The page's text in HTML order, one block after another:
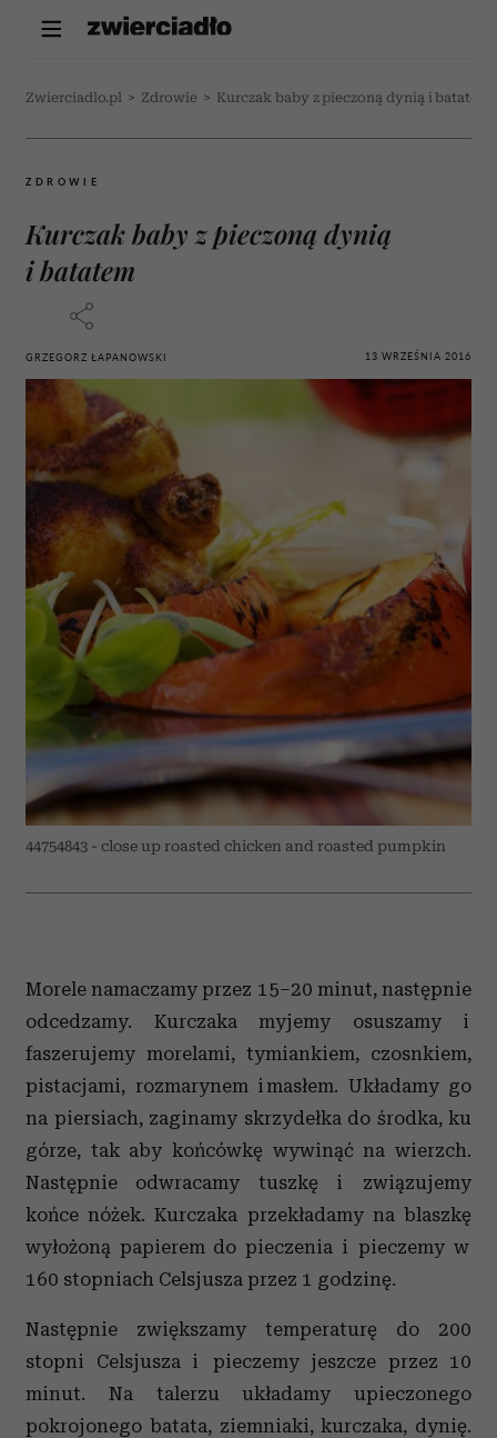
Zwierciadlo.pl > Zdrowie > Kurczak baby z pieczoną dynią i batatem
ZDROWIE
Kurczak baby z pieczoną dynią
i batatem
GRZEGORZ ŁAPANOWSKI 13 WRZEŚNIA 2016
44754843 - close up roasted chicken and roasted pumpkin
Morele namaczamy przez 15–20 minut, następnie
odcedzamy. Kurczaka myjemy osuszamy i
faszerujemy morelami, tymiankiem, czosnkiem,
pistacjami, rozmarynem i masłem. Układamy go
na piersiach, zaginamy skrzydełka do środka, ku
górze, tak aby końcówkę wywinąć na wierzch.
Następnie odwracamy tuszkę i związujemy
końce nóżek. Kurczaka przekładamy na blaszkę
wyłożoną papierem do pieczenia i pieczemy w
160 stopniach Celsjusza przez 1 godzinę.
Następnie zwiększamy temperaturę do 200
stopni Celsjusza i pieczemy jeszcze przez 10
minut. Na talerzu układamy upieczonego
pokrojonego batata, ziemniaki, kurczaka, dynię.